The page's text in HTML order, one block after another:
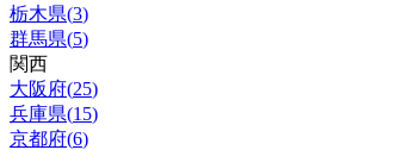
栃木県(3)
群馬県(5)
関西
大阪府(25)
兵庫県(15)
京都府(6)